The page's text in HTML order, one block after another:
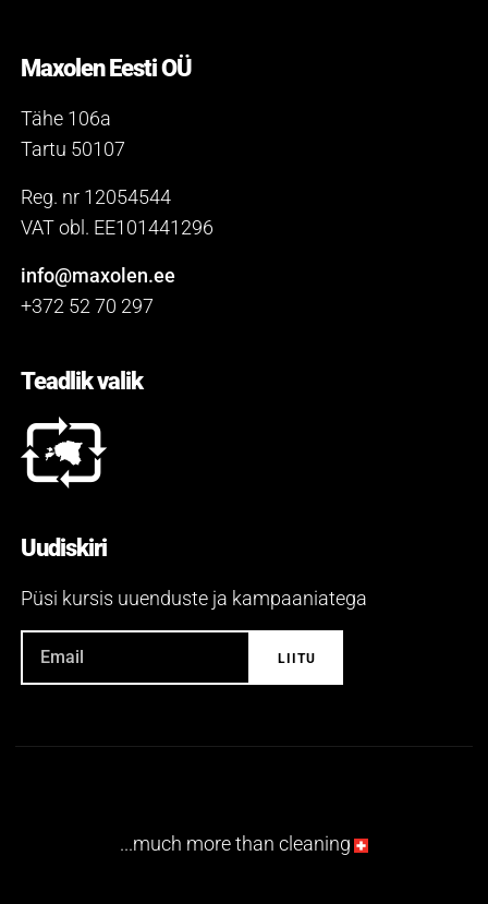
Maxolen Eesti OÜ
Tähe 106a
Tartu 50107
Reg. nr 12054544
VAT obl. EE101441296
info@maxolen.ee
+372 52 70 297
Teadlik valik
Uudiskiri
Püsi kursis uuenduste ja kampaaniatega
...much more than cleaning